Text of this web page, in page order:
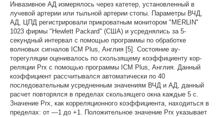
Инвазивное АД измерялось через катетер, установленный в
лучевой артерии или тыльной артерии стопы. Параметры ВЧД,
АД, ЦПД регистрировали прикроватным монитором "MERLIN"
1023 фирмы "Hewlett Packard" (США) и усреднялись за 5-
секундный интервал с помощью программы по обработке
волновых сигналов ICM Plus, Англия [5]. Состояние ау-
торегуляции оценивалось по скользящему коэффициенту кор­
реляции Prx с помощью программы ICM Plus, Англия. Данный
коэффициент рассчитывался автоматически по 40
последовательным усредненным значениям ВЧД и АД, данный
расчет повторялся в пределах скользящего окна каждые 5 с.
Значение Prx, как корреляционного коэффициента, находиться в
пределах: от —1 до +1. Положительное значение Prx указывает